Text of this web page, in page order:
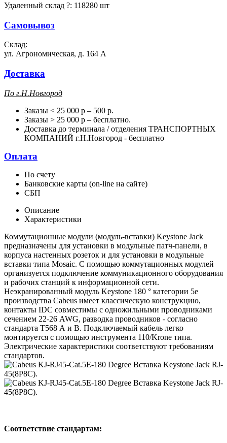
Удаленный склад ?: 118280 шт
Самовывоз
Склад:
ул. Агрономическая, д. 164 А
Доставка
По г.Н.Новгород
Заказы < 25 000 р – 500 р.
Заказы > 25 000 р – бесплатно.
Доставка до терминала / отделения ТРАНСПОРТНЫХ
КОМПАНИЙ г.Н.Новгород - бесплатно
Оплата
По счету
Банковские карты (on-line на сайте)
СБП
Описание
Характеристики
Коммутационные модули (модуль-вставки) Keystone Jack
предназначены для установки в модульные патч-панели, в
корпуса настенных розеток и для установки в модульные
вставки типа Mosaic. С помощью коммутационных модулей
организуется подключение коммуникационного оборудования
и рабочих станций к информационной сети.
Неэкранированный модуль Keystone 180 ° категории 5е
производства Cabeus имеет классическую конструкцию,
контакты IDC совместимы с одножильными проводниками
сечением 22-26 AWG, разводка проводников - согласно
стандарта T568 А и B. Подключаемый кабель легко
монтируется с помощью инструмента 110/Krone типа.
Электрические характеристики соответствуют требованиям
стандартов.
Соответствие стандартам: